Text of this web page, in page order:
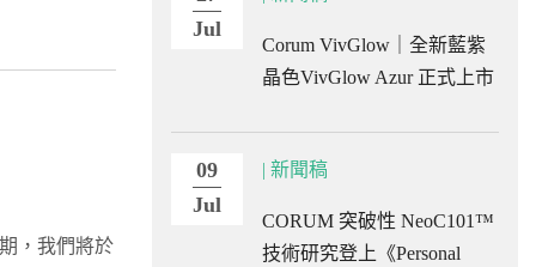
，我們將於
Jul
Corum VivGlow｜全新藍紫
晶色VivGlow Azur 正式上市
09
Jul
| 新聞稿
CORUM 突破性 NeoC101™
技術研究登上《Personal